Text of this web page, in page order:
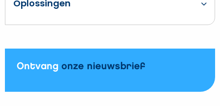
Oplossingen
Ontvang onze nieuwsbrief